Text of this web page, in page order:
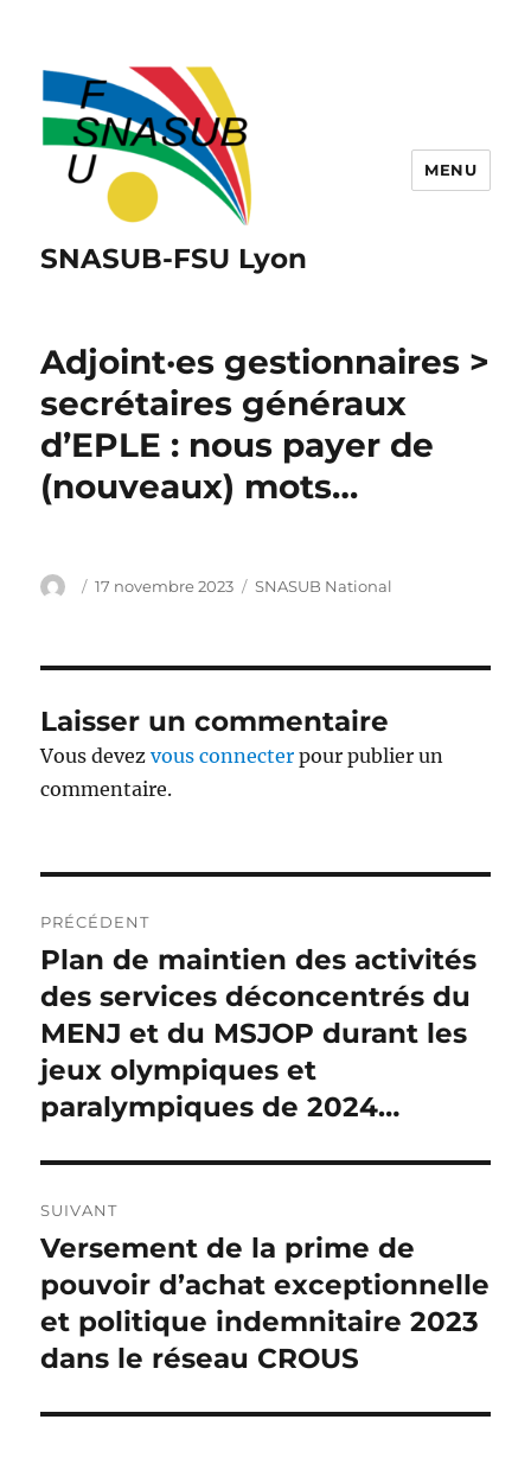
SNASUB-FSU Lyon
MENU
Adjoint·es gestionnaires >
secrétaires généraux
d’EPLE : nous payer de
(nouveaux) mots…
Auteur
Publié
17 novembre 2023 Catégories
SNASUB National
Laisser un commentaire
Vous devezvous connecter pour publier un
commentaire.
de
l’article
PRÉCÉDENT
Publication
précédente :
Plan de maintien des activités
des services déconcentrés du
MENJ et du MSJOP durant les
jeux olympiques et
paralympiques de 2024…
SUIVANT
Publication
suivante :
Versement de la prime de
pouvoir d’achat exceptionnelle
et politique indemnitaire 2023
dans le réseau CROUS